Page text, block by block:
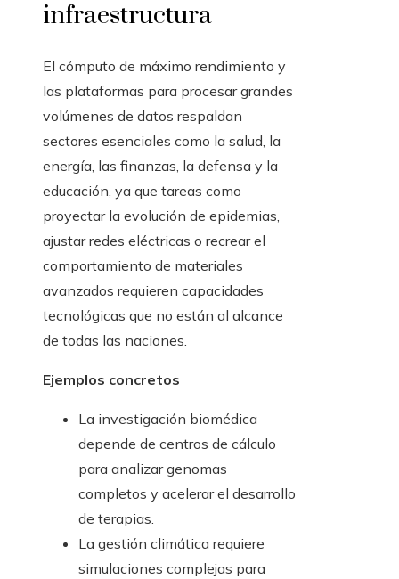
infraestructura
El cómputo de máximo rendimiento y
las plataformas para procesar grandes
volúmenes de datos respaldan
sectores esenciales como la salud, la
energía, las finanzas, la defensa y la
educación, ya que tareas como
proyectar la evolución de epidemias,
ajustar redes eléctricas o recrear el
comportamiento de materiales
avanzados requieren capacidades
tecnológicas que no están al alcance
de todas las naciones.
Ejemplos concretos
La investigación biomédica
depende de centros de cálculo
para analizar genomas
completos y acelerar el desarrollo
de terapias.
La gestión climática requiere
simulaciones complejas para